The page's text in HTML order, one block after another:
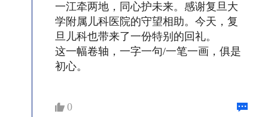
一江牵两地，同心护未来。感谢复旦大
学附属儿科医院的守望相助。今天，复
旦儿科也带来了一份特别的回礼。
这一幅卷轴，一字一句/一笔一画，俱是
初心。
0